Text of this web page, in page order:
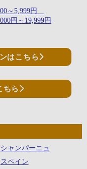
～5,999円
円～19,999円
はこちら
ちら
シャンパーニュ
スペイン